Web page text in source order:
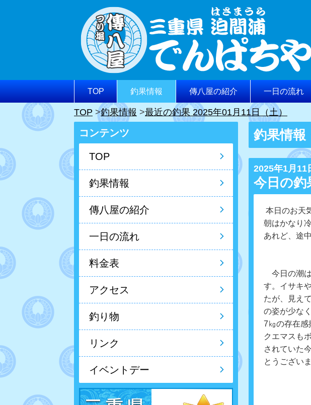
TOP 釣果情報 傳八屋の紹介 一日の流れ
TOP 釣果情報 最近の釣果 2025年01月11日（土）
釣果情報
2025年1月11
今日の釣
本日のお天
朝はかなり
あれど、途
今日の潮は
す。イサキ
たが、見え
の姿が少な
7㎏の存在感
クエマスも
されていた
とうござい
コンテンツ
TOP
釣果情報
傳八屋の紹介
一日の流れ
料金表
アクセス
釣り物
リンク
イベントデー